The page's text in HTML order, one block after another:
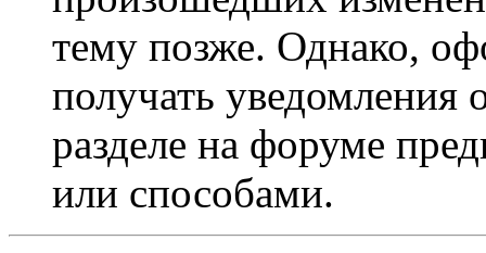
тему позже. Однако,
получать уведомления
разделе на форуме
или способами.